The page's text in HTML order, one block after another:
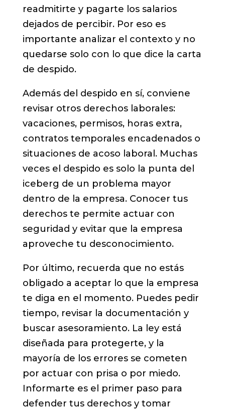
readmitirte y pagarte los salarios
dejados de percibir. Por eso es
importante analizar el contexto y no
quedarse solo con lo que dice la carta
de despido.
Además del despido en sí, conviene
revisar otros derechos laborales:
vacaciones, permisos, horas extra,
contratos temporales encadenados o
situaciones de acoso laboral. Muchas
veces el despido es solo la punta del
iceberg de un problema mayor
dentro de la empresa. Conocer tus
derechos te permite actuar con
seguridad y evitar que la empresa
aproveche tu desconocimiento.
Por último, recuerda que no estás
obligado a aceptar lo que la empresa
te diga en el momento. Puedes pedir
tiempo, revisar la documentación y
buscar asesoramiento. La ley está
diseñada para protegerte, y la
mayoría de los errores se cometen
por actuar con prisa o por miedo.
Informarte es el primer paso para
defender tus derechos y tomar